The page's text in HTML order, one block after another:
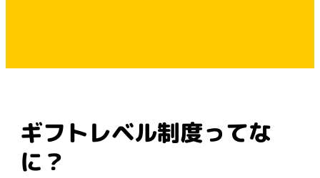
ギフトレベル制度ってな
に？